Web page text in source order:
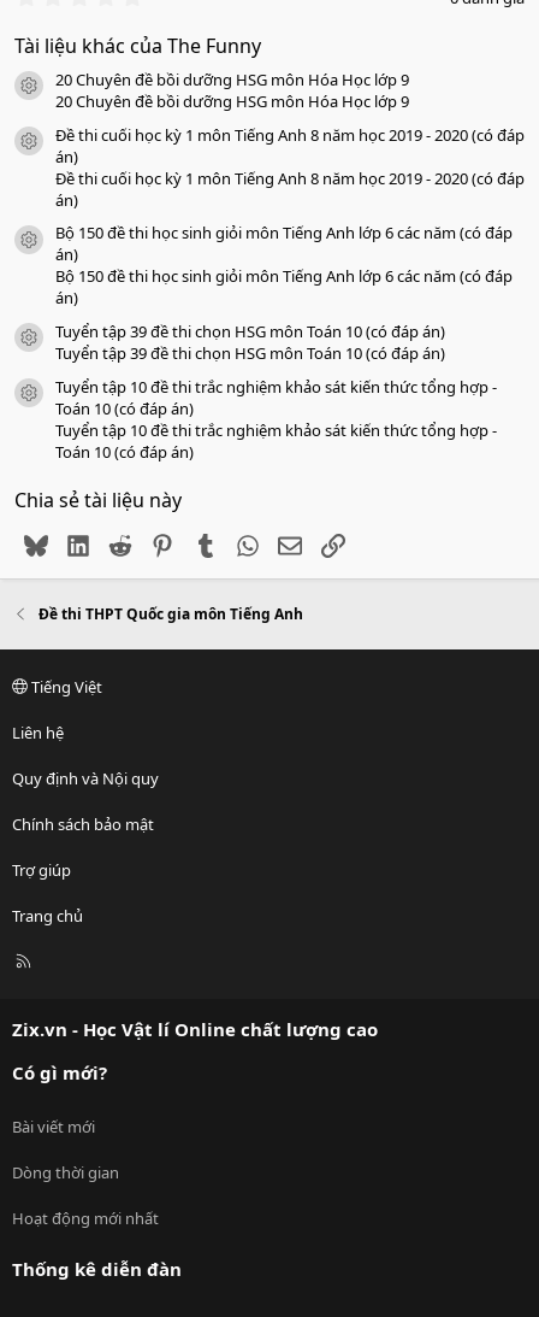
0
0
s
a
o
Tài liệu khác của The Funny
icon tài liệu
20 Chuyên đề bồi dưỡng HSG môn Hóa Học lớp 9
20 Chuyên đề bồi dưỡng HSG môn Hóa Học lớp 9
icon tài liệu
Đề thi cuối học kỳ 1 môn Tiếng Anh 8 năm học 2019 - 2020 (có đáp
án)
Đề thi cuối học kỳ 1 môn Tiếng Anh 8 năm học 2019 - 2020 (có đáp
án)
icon tài liệu
Bộ 150 đề thi học sinh giỏi môn Tiếng Anh lớp 6 các năm (có đáp
án)
Bộ 150 đề thi học sinh giỏi môn Tiếng Anh lớp 6 các năm (có đáp
án)
icon tài liệu
Tuyển tập 39 đề thi chọn HSG môn Toán 10 (có đáp án)
Tuyển tập 39 đề thi chọn HSG môn Toán 10 (có đáp án)
icon tài liệu
Tuyển tập 10 đề thi trắc nghiệm khảo sát kiến thức tổng hợp -
Toán 10 (có đáp án)
Tuyển tập 10 đề thi trắc nghiệm khảo sát kiến thức tổng hợp -
Toán 10 (có đáp án)
Chia sẻ tài liệu này
BlueskyLinkedIn
Reddit PinterestTumblr WhatsApp
EmailLink
Đề thi THPT Quốc gia môn Tiếng Anh
Tiếng Việt
Liên hệ
Quy định và Nội quy
Chính sách bảo mật
Trợ giúp
Trang chủ
R
Zix.vn - Học Vật lí Online chất lượng cao
Có gì mới?
Bài viết mới
Dòng thời gian
Hoạt động mới nhất
Thống kê diễn đàn